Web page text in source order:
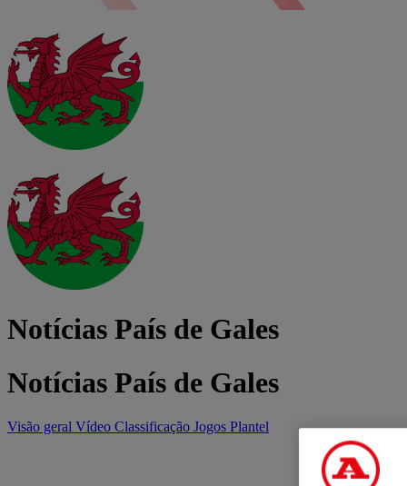
Notícias País de Gales
Notícias País de Gales
Visão geral Vídeo Classificação Jogos Plantel